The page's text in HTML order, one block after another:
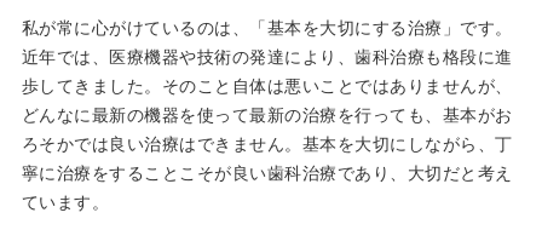
私が常に心がけているのは、「基本を大切にする治療」です。
近年では、医療機器や技術の発達により、歯科治療も格段に進
歩してきました。そのこと自体は悪いことではありませんが、
どんなに最新の機器を使って最新の治療を行っても、基本がお
ろそかでは良い治療はできません。基本を大切にしながら、丁
寧に治療をすることこそが良い歯科治療であり、大切だと考え
ています。